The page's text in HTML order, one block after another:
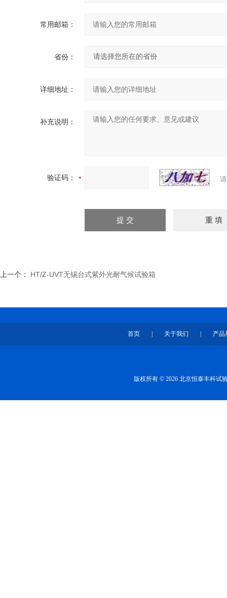
常用邮箱：
省份：
详细地址：
补充说明：
验证码：
上一个： HT/Z-UVT无锡台式紫外光耐气候试验箱
首页 关于我们 产品
版权所有 © 2026 北京恒泰丰科试